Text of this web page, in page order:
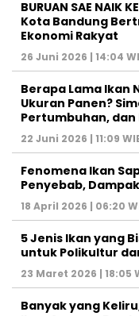
BURUAN SAE NAIK
Kota Bandung
Ekonomi Rakyat
26 Juni 2026 | 14:04
Berapa Lama Ikan
Ukuran Panen?
Pertumbuhan,
22 Juni 2026 | 11:09
Fenomena Ikan
Penyebab,
18 April 2026 | 06:20
5 Jenis Ikan yang
untuk Polikultur
23 Maret 2026 | 18:05
Banyak yang